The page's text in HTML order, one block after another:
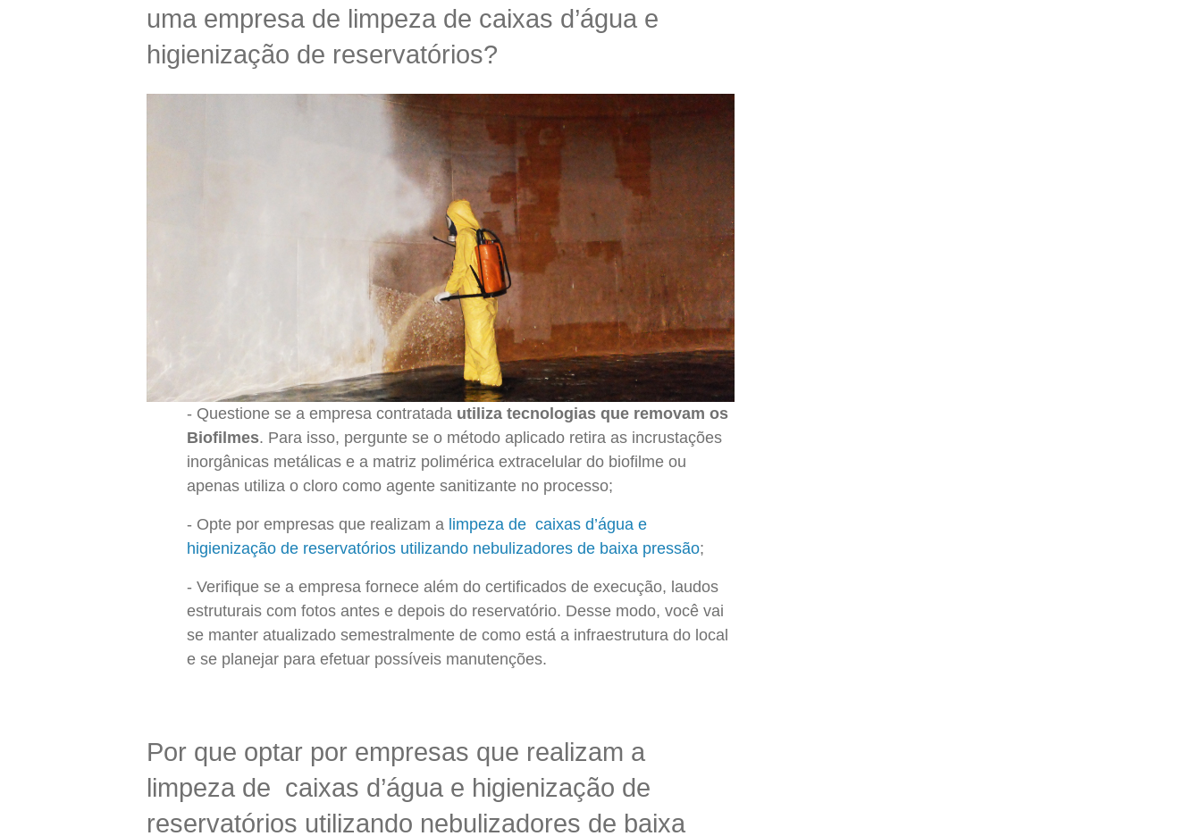
uma empresa de limpeza de caixas d’água e
higienização de reservatórios?
Questione se a empresa contratada utiliza tecnologias que removam os
Biofilmes. Para isso, pergunte se o método aplicado retira as incrustações
inorgânicas metálicas e a matriz polimérica extracelular do biofilme ou
apenas utiliza o cloro como agente sanitizante no processo;
Opte por empresas que realizam a limpeza de caixas d’água e
higienização de reservatórios utilizando nebulizadores de baixa pressão;
Verifique se a empresa fornece além do certificados de execução, laudos
estruturais com fotos antes e depois do reservatório. Desse modo, você vai
se manter atualizado semestralmente de como está a infraestrutura do local
e se planejar para efetuar possíveis manutenções.
Por que optar por empresas que realizam a
limpeza de caixas d’água e higienização de
reservatórios utilizando nebulizadores de baixa